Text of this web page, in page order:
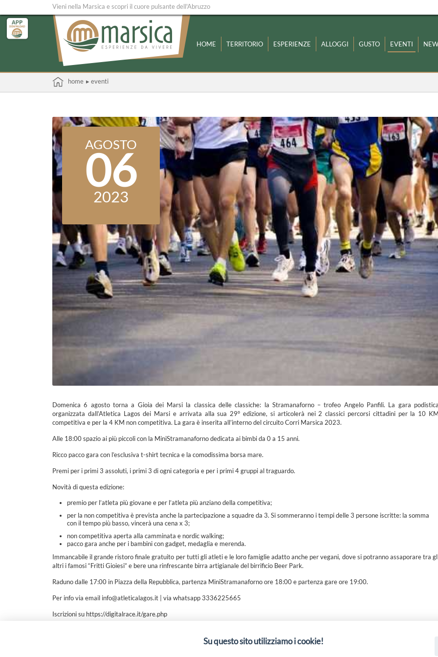
Vieni nella Marsica e scopri il cuore pulsante dell'Abruzzo
HOME TERRITORIO ESPERIENZE ALLOGGI GUSTO EVENTI
home ▸ eventi
AGOSTO
06
2023
Domenica 6 agosto torna a Gioia dei Marsi la classica delle classiche: la Stramanaforno – trofeo Angelo Panfili. La gara
organizzata dall’Atletica Lagos dei Marsi e arrivata alla sua 29° edizione, si articolerà nei 2 classici percorsi cittadini per la 10
competitiva e per la 4 KM non competitiva. La gara è inserita all’interno del circuito Corri Marsica 2023.
Alle 18:00 spazio ai più piccoli con la MiniStramanaforno dedicata ai bimbi da 0 a 15 anni.
Ricco pacco gara con l’esclusiva t-shirt tecnica e la comodissima borsa mare.
Premi per i primi 3 assoluti, i primi 3 di ogni categoria e per i primi 4 gruppi al traguardo.
Novità di questa edizione:
premio per l’atleta più giovane e per l’atleta più anziano della competitiva;
per la non competitiva è prevista anche la partecipazione a squadre da 3. Si sommeranno i tempi delle 3 persone iscritte: la somma
con il tempo più basso, vincerà una cena x 3;
non competitiva aperta alla camminata e nordic walking;
pacco gara anche per i bambini con gadget, medaglia e merenda.
Immancabile il grande ristoro finale gratuito per tutti gli atleti e le loro famiglie adatto anche per vegani, dove si potranno assaporare tra
altri i famosi “Fritti Gioiesi” e bere una rinfrescante birra artigianale del birrificio Beer Park.
Raduno dalle 17:00 in Piazza della Repubblica, partenza MiniStramanaforno ore 18:00 e partenza gare ore 19:00.
Per info via email info@atleticalagos.it | via whatsapp 3336225665
Iscrizioni su https://digitalrace.it/gare.php
Su questo sito utilizziamo i cookie!